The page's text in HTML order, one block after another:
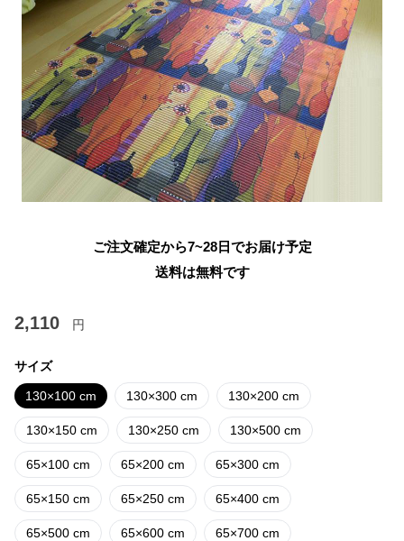
ご注文確定から7~28日でお届け予定
送料は無料です
2,110 円
サイズ
130×100 cm 130×300 cm 130×200 cm
130×150 cm 130×250 cm 130×500 cm
65×100 cm 65×200 cm 65×300 cm
65×150 cm 65×250 cm 65×400 cm
65×500 cm 65×600 cm 65×700 cm